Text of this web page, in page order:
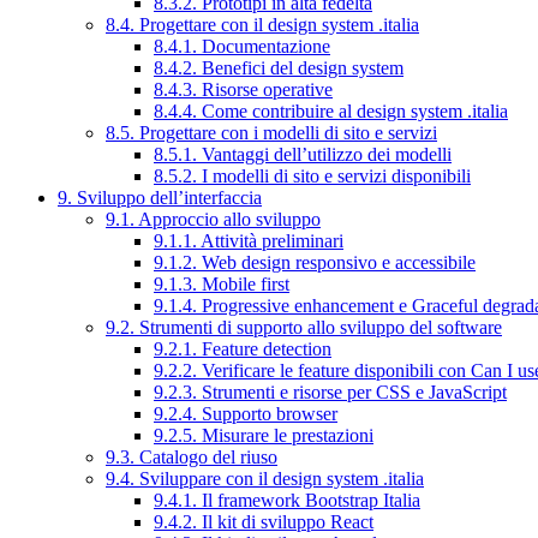
8.4. Progettare con il design system .italia
8.4.1. Documentazione
8.4.2. Benefici del design system
8.4.3. Risorse operative
8.4.4. Come contribuire al design system .italia
8.5. Progettare con i modelli di sito e servizi
8.5.1. Vantaggi dell’utilizzo dei modelli
8.5.2. I modelli di sito e servizi disponibili
9. Sviluppo dell’interfaccia
9.1. Approccio allo sviluppo
9.1.1. Attività preliminari
9.1.2. Web design responsivo e accessibile
9.1.3. Mobile first
9.1.4. Progressive enhancement e Graceful
9.2. Strumenti di supporto allo sviluppo del software
9.2.1. Feature detection
9.2.2. Verificare le feature disponibili con Can I
9.2.3. Strumenti e risorse per CSS e JavaScript
9.2.4. Supporto browser
9.2.5. Misurare le prestazioni
9.3. Catalogo del riuso
9.4. Sviluppare con il design system .italia
9.4.1. Il framework Bootstrap Italia
9.4.2. Il kit di sviluppo React